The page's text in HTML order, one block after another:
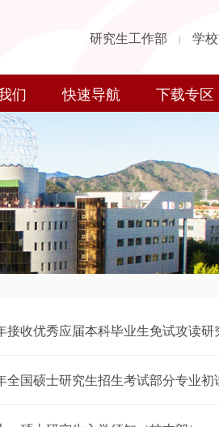
研究生工作部 | 学
们 快速导航 下载专区
收优秀应届本科毕业生免试攻读
国硕士研究生招生考试部分专业